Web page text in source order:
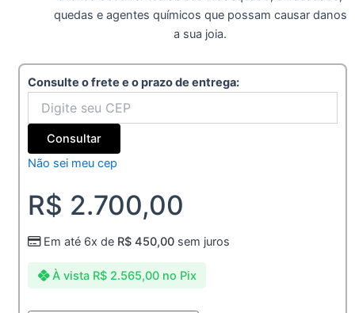
quedas e agentes químicos que possam causar danos
a sua joia.
Consulte o frete e o prazo de entrega:
Consultar
Não sei meu cep
R$ 2.700,00
À vista R$ 2.565,00 no Pix
Em até 6x de R$ 450,00 sem juros